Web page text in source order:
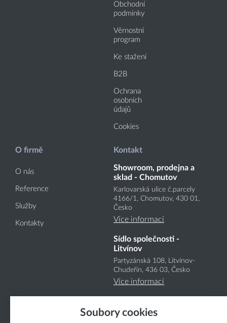
Obchodní
podmínky
Věrnostní
program
Ke stažení
B2B
Ochrana
osobních
údajů
Cookies
O firmě
O nás
Reference
Služby
Kontakty
Kontakt
Showroom, prodejna a
sklad - Chomutov
Karlovarská ulice č.parcely
4166/1, Chomutov, 430 01,
Česko
Více informací
Sídlo společnosti -
Litvínov
Partyzánská 108, Litvínov-
Chudeřín, 436 03, Česko
Více informací
Soubory cookies